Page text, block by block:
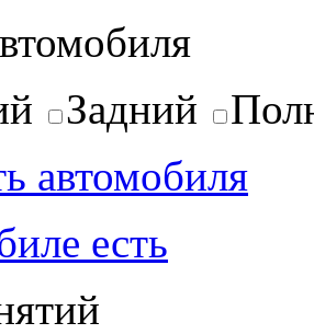
Задний
автомобиля
есть